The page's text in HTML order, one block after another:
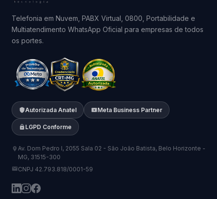
Telefonia em Nuvem, PABX Virtual, 0800, Portabilidade e
Multiatendimento WhatsApp Oficial para empresas de todos
os portes.
Autorizada Anatel Meta Business Partner
LGPD Conforme
Av. Dom Pedro I, 2055 Sala 02 - São João Batista, Belo Horizonte -
MG, 31515-300
CNPJ 42.793.818/0001-59